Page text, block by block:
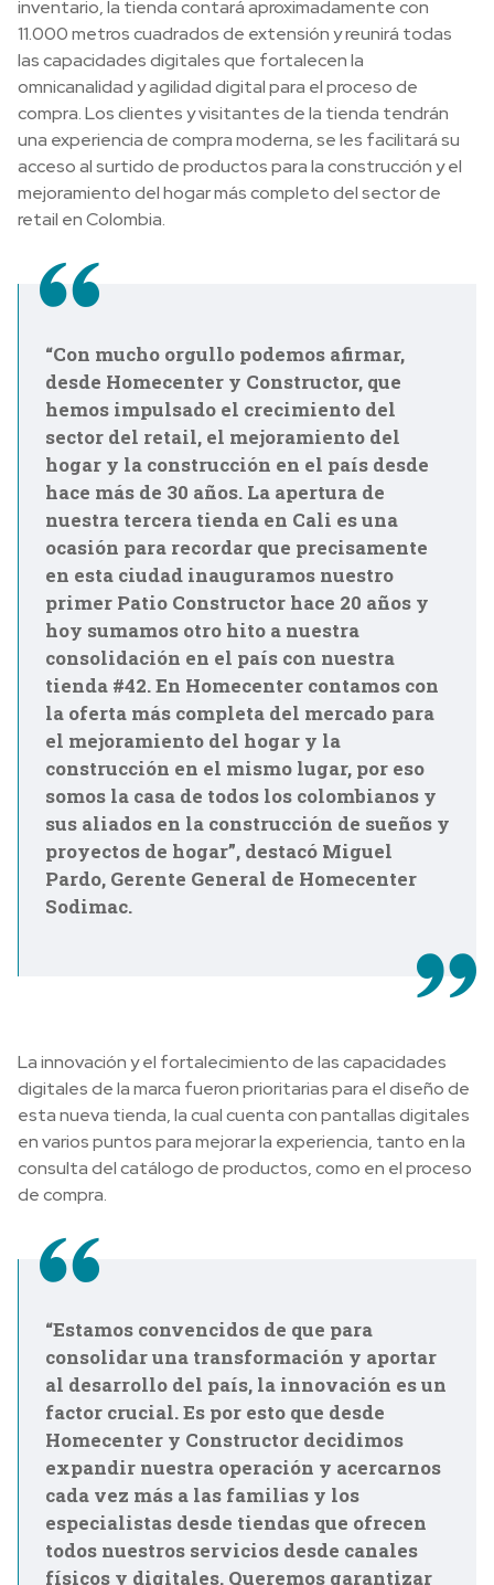
inventario, la tienda contará aproximadamente con
11.000 metros cuadrados de extensión y reunirá todas
las capacidades digitales que fortalecen la
omnicanalidad y agilidad digital para el proceso de
compra. Los clientes y visitantes de la tienda tendrán
una experiencia de compra moderna, se les facilitará su
acceso al surtido de productos para la construcción y el
mejoramiento del hogar más completo del sector de
retail en Colombia.
“Con mucho orgullo podemos afirmar,
desde Homecenter y Constructor, que
hemos impulsado el crecimiento del
sector del retail, el mejoramiento del
hogar y la construcción en el país desde
hace más de 30 años. La apertura de
nuestra tercera tienda en Cali es una
ocasión para recordar que precisamente
en esta ciudad inauguramos nuestro
primer Patio Constructor hace 20 años y
hoy sumamos otro hito a nuestra
consolidación en el país con nuestra
tienda #42. En Homecenter contamos con
la oferta más completa del mercado para
el mejoramiento del hogar y la
construcción en el mismo lugar, por eso
somos la casa de todos los colombianos y
sus aliados en la construcción de sueños y
proyectos de hogar”, destacó Miguel
Pardo, Gerente General de Homecenter
Sodimac.
La innovación y el fortalecimiento de las capacidades
digitales de la marca fueron prioritarias para el diseño de
esta nueva tienda, la cual cuenta con pantallas digitales
en varios puntos para mejorar la experiencia, tanto en la
consulta del catálogo de productos, como en el proceso
de compra.
“Estamos convencidos de que para
consolidar una transformación y aportar
al desarrollo del país, la innovación es un
factor crucial. Es por esto que desde
Homecenter y Constructor decidimos
expandir nuestra operación y acercarnos
cada vez más a las familias y los
especialistas desde tiendas que ofrecen
todos nuestros servicios desde canales
físicos y digitales. Queremos garantizar